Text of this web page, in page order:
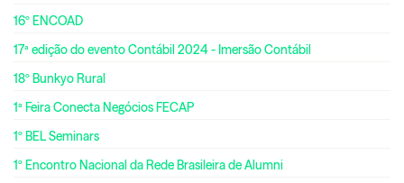
16º ENCOAD
17ª edição do evento Contábil 2024 - Imersão Contábil
18º Bunkyo Rural
1ª Feira Conecta Negócios FECAP
1º BEL Seminars
1º Encontro Nacional da Rede Brasileira de Alumni